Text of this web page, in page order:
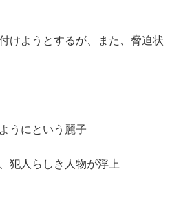
けようとするが、また、脅迫状
うにという麗子
犯人らしき人物が浮上